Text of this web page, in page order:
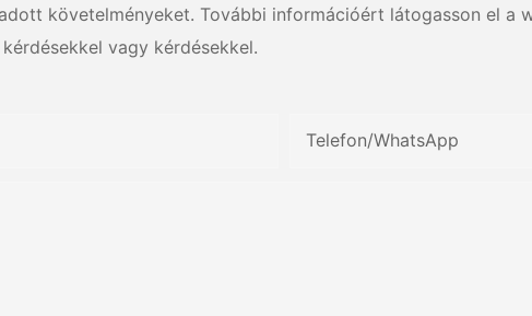
követelményeket. További információért látogasson el a
vagy kérdésekkel.
Telefon/WhatsApp